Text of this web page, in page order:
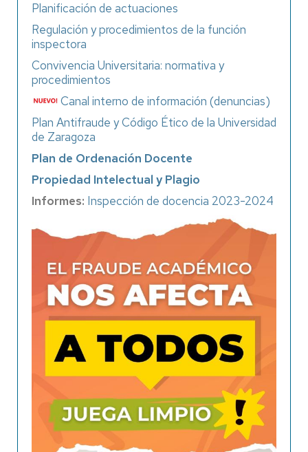
Planificación de actuaciones
Regulación y procedimientos de la función
inspectora
Convivencia Universitaria: normativa y
procedimientos
Canal interno de información (denuncias)
Plan Antifraude y Código Ético de la Universidad
de Zaragoza
Plan de Ordenación Docente
Propiedad Intelectual y Plagio
Informes: Inspección de docencia 2023-2024